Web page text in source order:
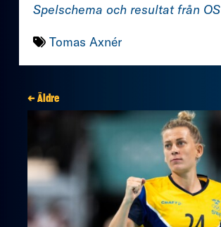
Spelschema och resultat från OS
Tomas Axnér
← Äldre